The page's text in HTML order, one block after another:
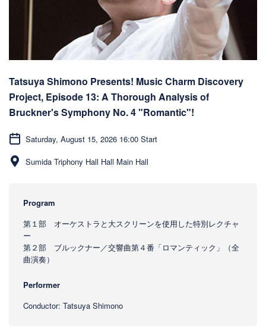
Tatsuya Shimono Presents! Music Charm Discovery
Project, Episode 13: A Thorough Analysis of
Bruckner's Symphony No. 4 "Romantic"!
Saturday, August 15, 2026 16:00 Start
Sumida Triphony Hall Hall Main Hall
Program
第１部 オーケストラと大スクリーンを使用した特別レクチャ
ー
第２部 ブルックナー／交響曲第４番「ロマンティック」（全
曲演奏）
Performer
Conductor: Tatsuya Shimono